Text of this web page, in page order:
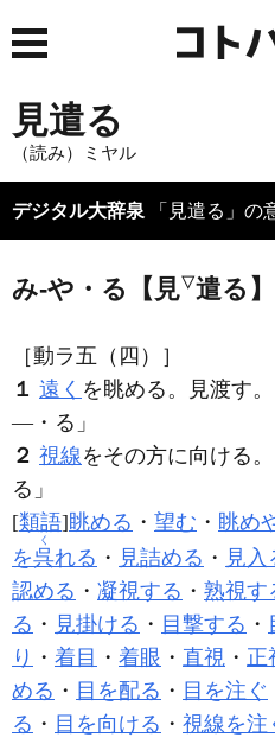
見遣る
（読み）ミヤル
デジタル大辞泉 「見遣る」
み‐や・る【見▽遣る】
［動ラ五（四）］
１ 遠く を眺める。見渡す
―・る」
２ 視線をその方に向ける。
る」
[類語]眺める ・ 望む ・ 眺め
を呉
く
れる ・ 見詰める ・ 見入
認める ・ 凝視する ・ 熟視す
る ・ 見掛ける ・ 目撃する ・
り ・ 着目 ・ 着眼 ・ 直視 ・ 正
める ・ 目を配る ・ 目を注ぐ
る ・ 目を向ける ・ 視線を注